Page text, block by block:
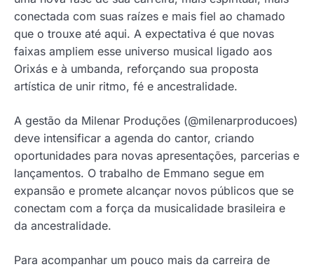
conectada com suas raízes e mais fiel ao chamado
que o trouxe até aqui. A expectativa é que novas
faixas ampliem esse universo musical ligado aos
Orixás e à umbanda, reforçando sua proposta
artística de unir ritmo, fé e ancestralidade.
A gestão da Milenar Produções (@milenarproducoes)
deve intensificar a agenda do cantor, criando
oportunidades para novas apresentações, parcerias e
lançamentos. O trabalho de Emmano segue em
expansão e promete alcançar novos públicos que se
conectam com a força da musicalidade brasileira e
da ancestralidade.
Para acompanhar um pouco mais da carreira de